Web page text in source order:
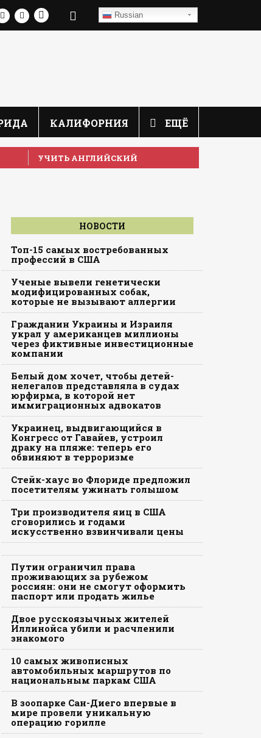
Russian
КАЛИФОРНИЯ ЕЩЁ
УЧИТЬ АНГЛИЙСКИЙ
НОВОСТИ
Топ-15 самых востребованных
профессий в США
Ученые вывели генетически
модифицированных собак,
которые не вызывают аллергии
Гражданин Украины и Израиля
украл у американцев миллионы
через фиктивные инвестиционные
компании
Белый дом хочет, чтобы детей-
нелегалов представляла в судах
юрфирма, в которой нет
иммиграционных адвокатов
Украинец, выдвигающийся в
Конгресс от Гавайев, устроил
драку на пляже: теперь его
обвиняют в терроризме
Стейк-хаус во Флориде предложил
посетителям ужинать голышом
Три производителя яиц в США
сговорились и годами
искусственно взвинчивали цены
Путин ограничил права
проживающих за рубежом
россиян: они не смогут оформить
паспорт или продать жилье
Двое русскоязычных жителей
Иллинойса убили и расчленили
знакомого
10 самых живописных
автомобильных маршрутов по
национальным паркам США
В зоопарке Сан-Диего впервые в
мире провели уникальную
операцию горилле